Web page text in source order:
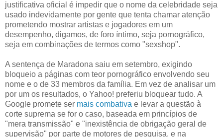
justificativa oficial é impedir que o nome da celebridade seja
usado indevidamente por gente que tenta chamar atenção
prometendo mostrar artistas e jogadores em um
desempenho, digamos, de foro íntimo, seja pornográfico,
seja em combinações de termos como "sexshop".
A sentença de Maradona saiu em setembro, exigindo
bloqueio a páginas com teor pornográfico envolvendo seu
nome e o de 33 membros da família. Em vez de analisar um
por um os resultados, o Yahoo! preferiu bloquear tudo. A
Google promete ser mais combativa e levar a questão à
corte suprema se for o caso, baseada em princípios de
"mera transmissão" e "inexistência de obrigação geral de
supervisão" por parte de motores de pesquisa, e na